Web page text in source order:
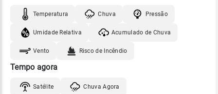
Temperatura Chuva Pressão
Umidade Relativa Acumulado de Chuva
Vento Risco de Incêndio
Tempo agora
Satélite Chuva Agora